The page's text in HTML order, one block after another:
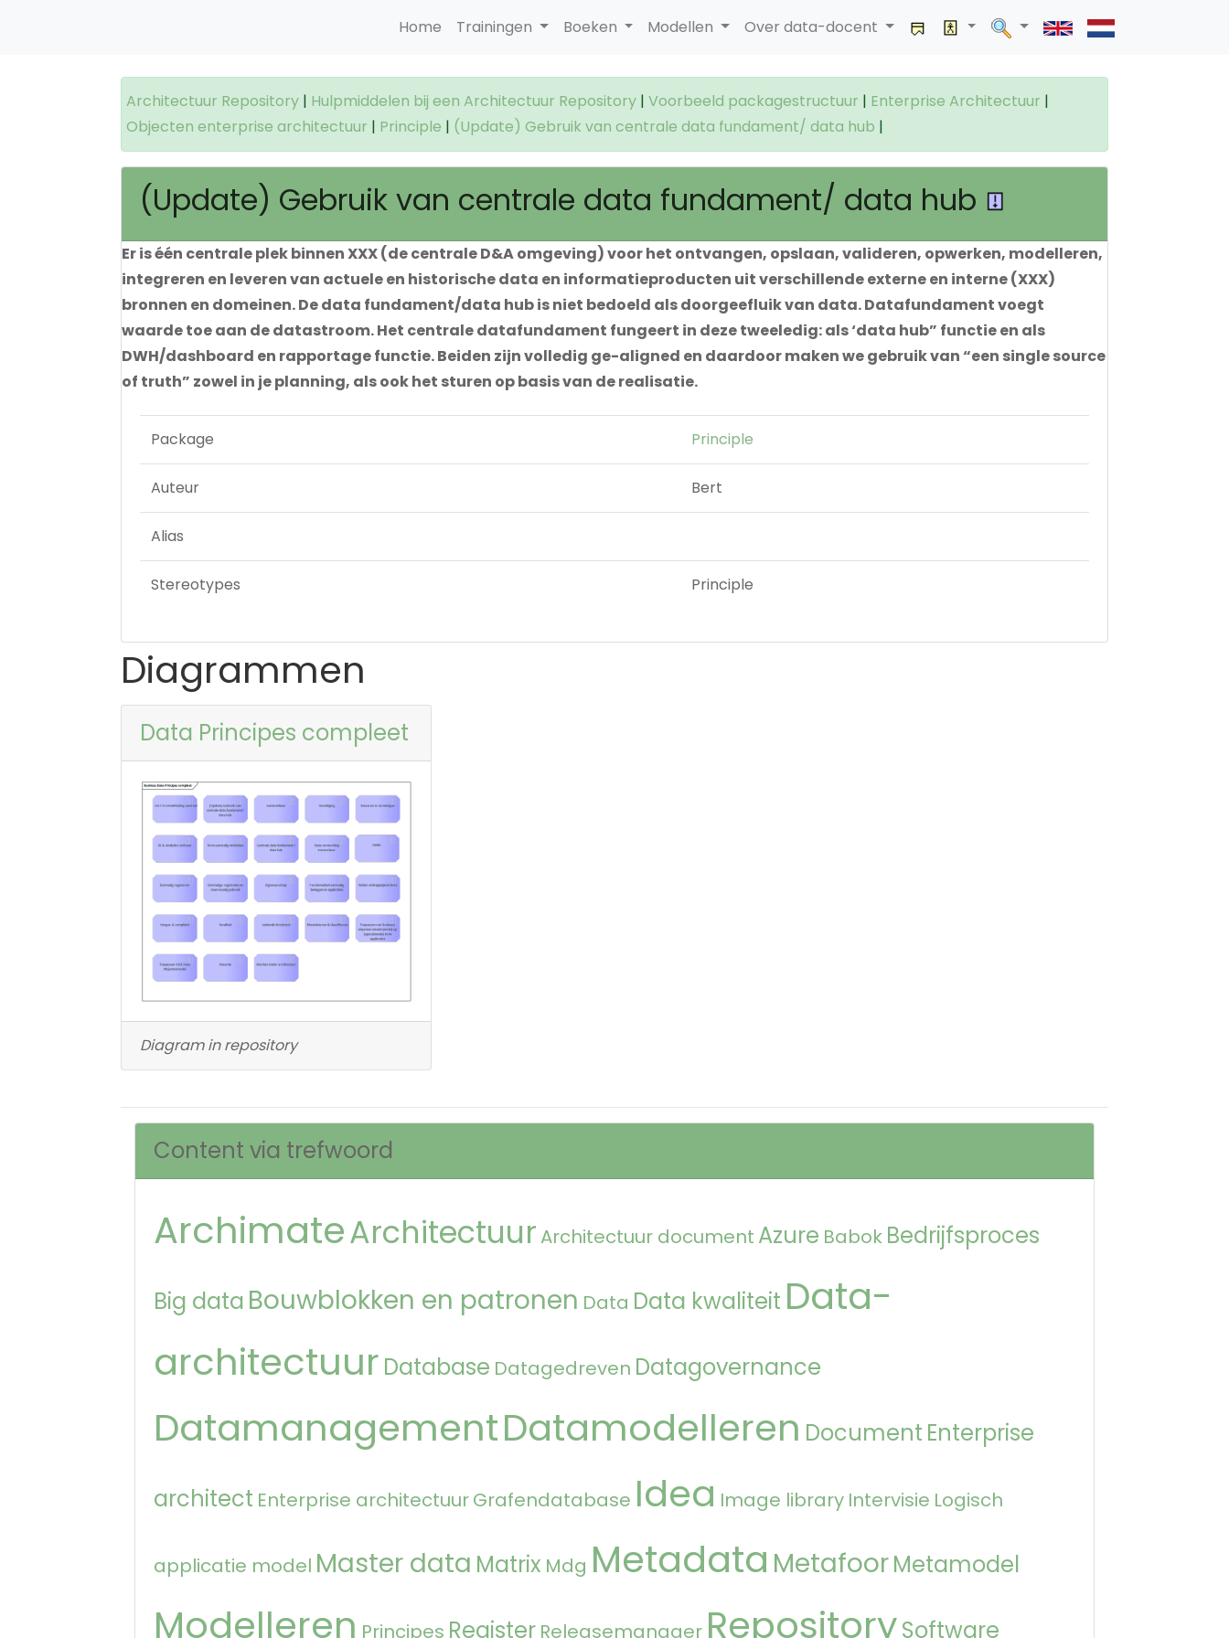
Home Trainingen Boeken Modellen Over data-docent
Architectuur Repository | Hulpmiddelen bij een Architectuur Repository | Voorbeeld packagestructuur | Enterprise Architectuur |
Objecten enterprise architectuur | Principle | (Update) Gebruik van centrale data fundament/ data hub |
(Update) Gebruik van centrale data fundament/ data hub
Er is één centrale plek binnen XXX (de centrale D&A omgeving) voor het ontvangen, opslaan, valideren, opwerken, modelleren,
integreren en leveren van actuele en historische data en informatieproducten uit verschillende externe en interne (XXX)
bronnen en domeinen. De data fundament/data hub is niet bedoeld als doorgeefluik van data. Datafundament voegt
waarde toe aan de datastroom. Het centrale datafundament fungeert in deze tweeledig: als ‘data hub” functie en als
DWH/dashboard en rapportage functie. Beiden zijn volledig ge-aligned en daardoor maken we gebruik van “een single source
of truth” zowel in je planning, als ook het sturen op basis van de realisatie.
Package Principle
Auteur Bert
Alias
Stereotypes Principle
Diagrammen
Data Principes compleet
Diagram in repository
Content via trefwoord
ArchimateArchitectuur Architectuur document Azure Babok Bedrijfsproces
Big data Bouwblokken en patronen Data Data kwaliteit Data-
architectuur Database Datagedreven Datagovernance
DatamanagementDatamodelleren Document Enterprise
architect Enterprise architectuurGrafendatabase Idea Image library Intervisie Logisch
applicatie model Master data Matrix Mdg Metadata MetafoorMetamodel
Modelleren Principes Register Releasemanager RepositorySoftware